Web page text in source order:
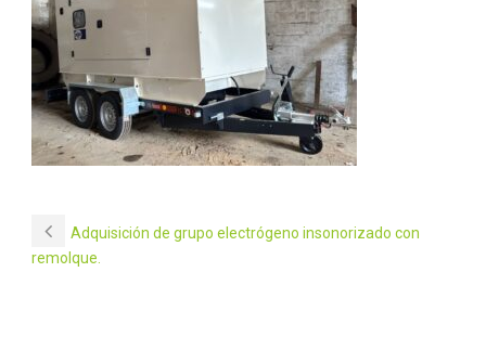
Adquisición de grupo electrógeno insonorizado con
remolque.